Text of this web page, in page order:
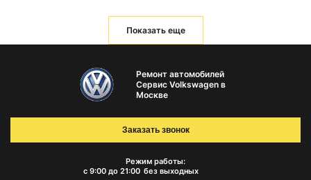
Показать еще
Ремонт автомобилей
Сервис Volkswagen в
Москве
Режим работы:
с 9:00 до 21:00 без выходных
Заказать звонок